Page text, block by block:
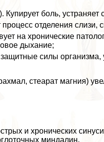
Купирует боль,
отделения слизи,
на хронические
дыхание;
силы организма,
стеарат магния)
и хронических
миндалин.